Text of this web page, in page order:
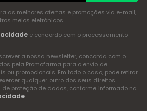
as melhores ofertas e promoções via e-mail,
meios eletrónicos
e concordo com o processamento
a nossa newsletter, concorda com o
pela Promofarma para o envio de
ou promocionais. Em todo o caso, pode retirar
qualquer outro dos seus direitos
proteção de dados, conforme informado na
.